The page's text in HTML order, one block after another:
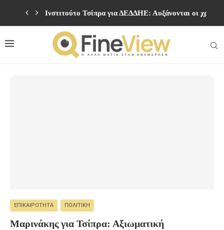
Ινστιτούτο Τσίπρα για ΔΕΔΔΗΕ: Αυξάνονται οι
ΕΠΙΚΑΙΡΌΤΗΤΑ ΠΟΛΙΤΙΚΉ
Μαρινάκης για Τσίπρα: Αξιωματική